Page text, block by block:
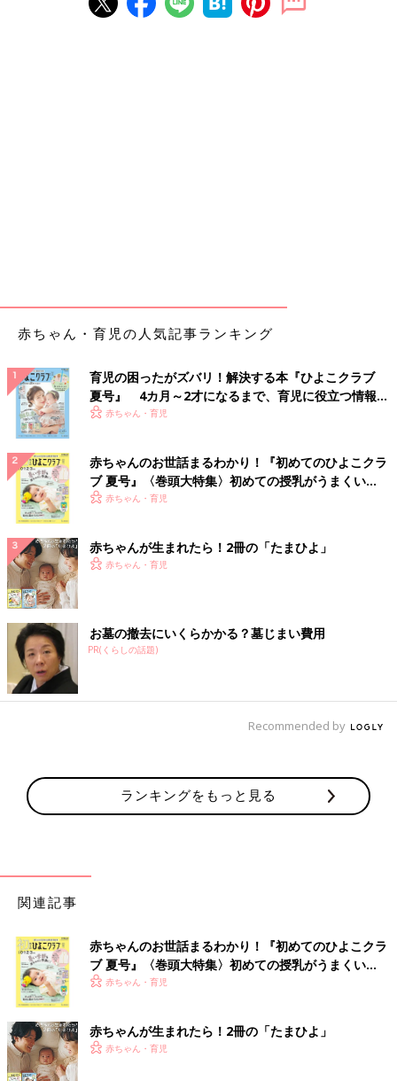
山中先生は「自転車の後部座席に座っていた子どもの足が障害物
と接触して、大腿骨を骨折するのは、かなり危険な事故」だと言
います。
――子どもが自転車の後ろに乗っていて、大腿骨を骨折する事故
について教えてください。
山中先生（以下敬称略） 子ども乗せ自転車の後部座席に子ども
が乗っていて、走行中に自転車用チャイルドシートのフットレス
トに足を置かずに、足を伸ばしていたり、足をブラブラさせてい
て、ガードレールや車止めのポール、標識などに足がぶつかり、
大腿骨を骨折するというものです。
またチャイルドシートのフットレストに足を乗せていても、ガニ
股で座っていて、走行中に障害物に足がぶつかり、大腿骨を骨折
したという報告もあります。ガニ股になるのは、子どもが成長し
て足が長くなり、座ったときに窮屈なのでしょう。
――大腿骨は、ちょっとぶつかると折れてしまう骨なのでしょう
か。
山中 大腿骨は、人体でいちばん大きい骨で、交通事故や高いと
しないものです。そのため子どもの大腿骨が折れてしまっている
大腿骨を骨折すると、激痛を伴うことはもちろん、入院治療とな
ゆっくり走行や電動アシスト自転車でなくても、大
腿骨骨折の事故は起きる
赤ちゃん・育児の人気記事ランキング
育児の困ったがズバリ！解決する本『ひよこクラブ
夏号』 4カ月～2才になるまで、育児に役立つ情報が
いっぱい！
赤ちゃん・育児
赤ちゃんのお世話まるわかり！『初めてのひよこクラ
ブ 夏号』〈巻頭大特集〉初めての授乳がうまくい
く！ おっぱい・ミルクの基本と夏のトラブル 解決テ
赤ちゃん・育児
赤ちゃんが生まれたら！2冊の「たまひよ」
赤ちゃん・育児
お墓の撤去にいくらかかる？墓じまい費用
PR(くらしの話題)
Recommended by
ランキングをもっと見る
関連記事
赤ちゃんのお世話まるわかり！『初めてのひよこクラ
ブ 夏号』〈巻頭大特集〉初めての授乳がうまくい
く！ おっぱい・ミルクの基本と夏のトラブル 解決テ
赤ちゃん・育児
赤ちゃんが生まれたら！2冊の「たまひよ」
赤ちゃん・育児